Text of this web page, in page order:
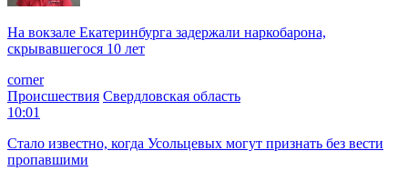
На вокзале Екатеринбурга задержали наркобарона,
скрывавшегося 10 лет
corner
Происшествия Свердловская область
10:01
Стало известно, когда Усольцевых могут признать без вести
пропавшими